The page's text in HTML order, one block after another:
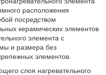
расположения
посредством
керамических элементов
элемента с
и размера без
элементов.
слоя нагревательного